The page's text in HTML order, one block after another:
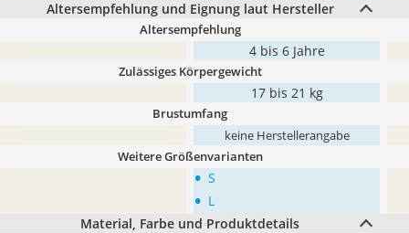
Altersempfehlung und Eignung laut Hersteller
Altersempfehlung
4 bis 6 Jahre
Zulässiges Körpergewicht
17 bis 21 kg
Brustumfang
keine Herstellerangabe
Weitere Größenvarianten
• S
• L
Material, Farbe und Produktdetails